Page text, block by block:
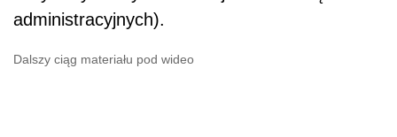
administracyjnych).
Dalszy ciąg materiału pod wideo